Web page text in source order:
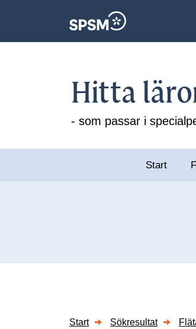
Hitta
- som passar i
Start
Start Sökresultat